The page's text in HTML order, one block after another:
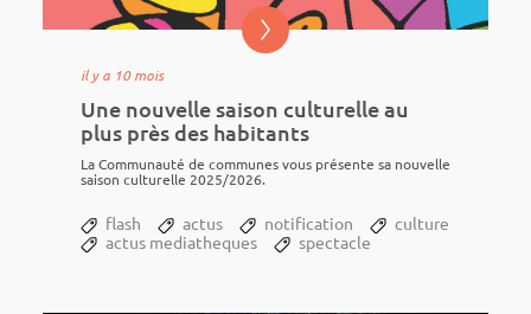
Une nouvelle saison culturelle au
plus près des habitants
il y a 10 mois
La Commu­nauté de communes vous présente sa nouvelle
saison cultu­relle 2025/2026.
flash actus notification
culture
actus mediatheques
spectacle